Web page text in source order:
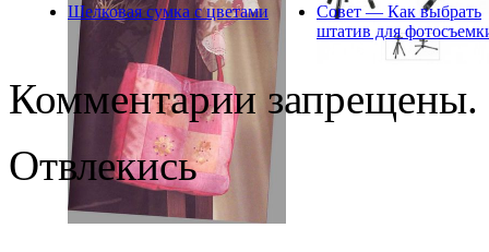
Шелковая сумка с цветами
Совет — Как выбрать
штатив для
Комментарии запрещены.
Отвлекись